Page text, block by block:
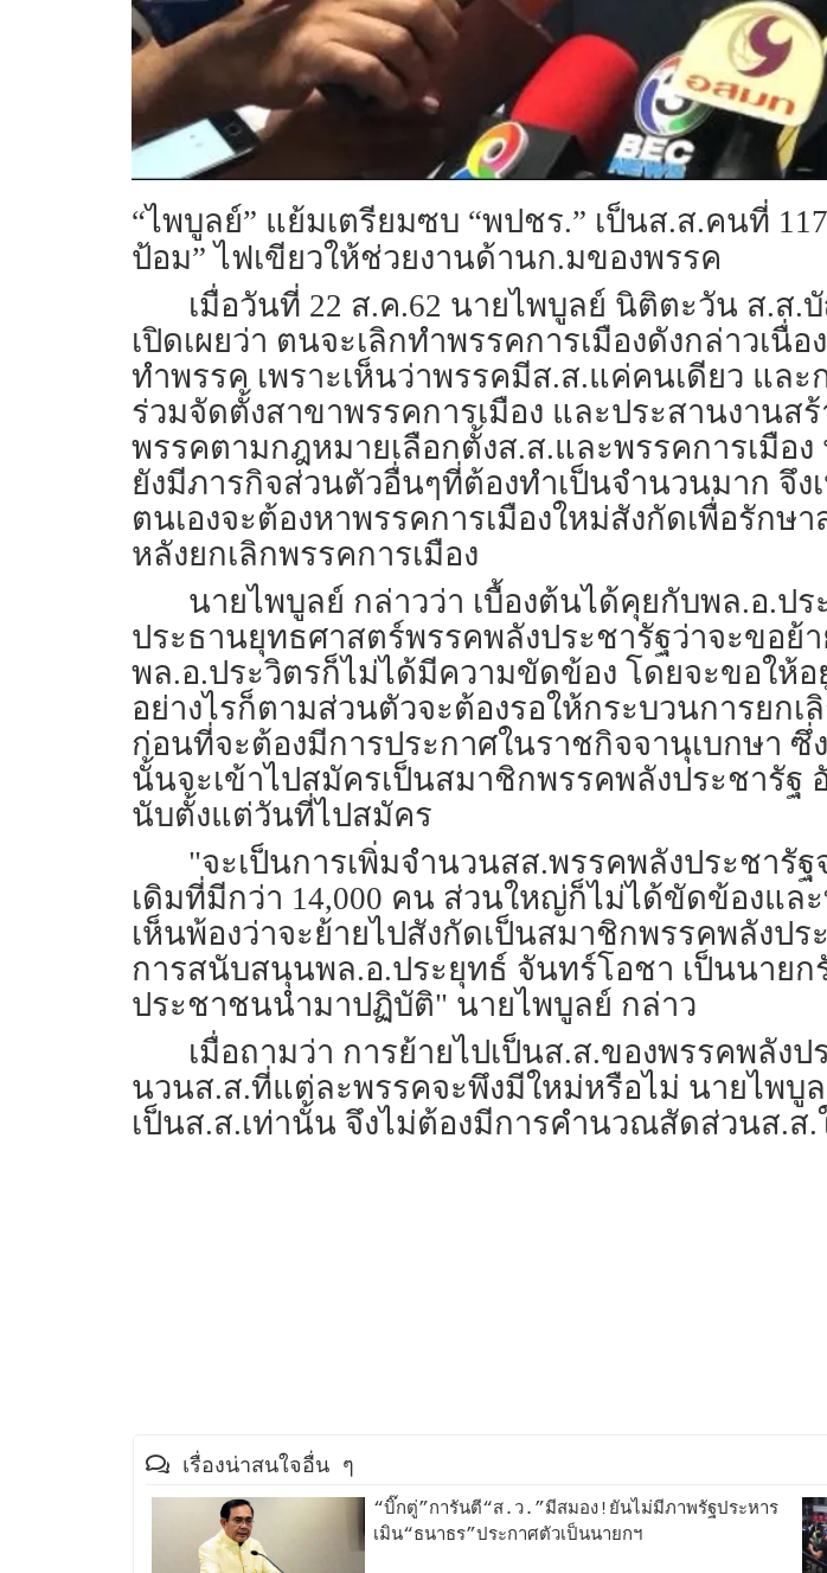
“ไพบูลย์” แย้มเตรียมซบ “พปชร.” เป็นส.ส.คนที่
ป้อม” ไฟเขียวให้ช่วยงานด้านก.มของพรรค
เมื่อวันที่ 22 ส.ค.62 นายไพบูลย์ นิติตะวัน ส.
เปิดเผยว่า ตนจะเลิกทำพรรคการเมืองดังกล่าวเ
ทำพรรค เพราะเห็นว่าพรรคมีส.ส.แค่คนเดียว แล
ร่วมจัดตั้งสาขาพรรคการเมือง และประสานงานส
พรรคตามกฎหมายเลือกตั้งส.ส.และพรรคการเมือ
ยังมีภารกิจส่วนตัวอื่นๆที่ต้องทำเป็นจำนวนมาก จึ
ตนเองจะต้องหาพรรคการเมืองใหม่สังกัดเพื่อรัก
หลังยกเลิกพรรคการเมือง
นายไพบูลย์ กล่าวว่า เบื้องต้นได้คุยกับพล.อ.ป
ประธานยุทธศาสตร์พรรคพลังประชารัฐว่าจะขอย้
พล.อ.ประวิตรก็ไม่ได้มีความขัดข้อง โดยจะขอให้
อย่างไรก็ตามส่วนตัวจะต้องรอให้กระบวนการยก
ก่อนที่จะต้องมีการประกาศในราชกิจจานุเบกษา ซึ่
นั้นจะเข้าไปสมัครเป็นสมาชิกพรรคพลังประชารัฐ
นับตั้งแต่วันที่ไปสมัคร
"จะเป็นการเพิ่มจำนวนสส.พรรคพลังประชารัฐ
เดิมที่มีกว่า 14,000 คน ส่วนใหญ่ก็ไม่ได้ขัดข้องแล
เห็นพ้องว่าจะย้ายไปสังกัดเป็นสมาชิกพรรคพลังป
การสนับสนุนพล.อ.ประยุทธ์ จันทร์โอชา เป็นนาย
ประชาชนนำมาปฏิบัติ" นายไพบูลย์ กล่าว
เมื่อถามว่า การย้ายไปเป็นส.ส.ของพรรคพลั
นวนส.ส.ที่แต่ละพรรคจะพึงมีใหม่หรือไม่ นายไพบู
เป็นส.ส.เท่านั้น จึงไม่ต้องมีการคำนวณสัดส่วนส.ส.
เรื่องน่าสนใจอื่น ๆ
“บิ๊กตู่”การันตี“ส.ว.”มีสมอง!ยันไม่มีภาพรัฐประหาร
เมิน“ธนาธร”ประกาศตัวเป็นนายกฯ